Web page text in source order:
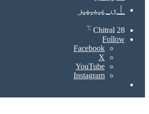
ای پیپر
Chitral 28
℃
Follow
Facebook
X
YouTube
Instagram